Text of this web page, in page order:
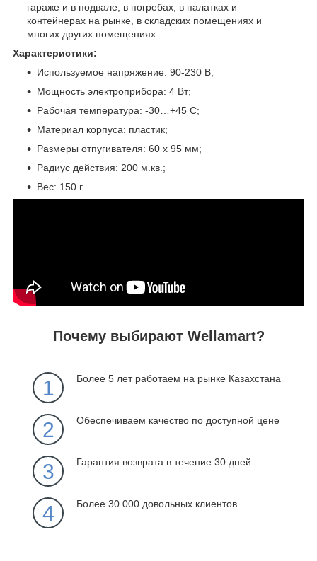
гараже и в подвале, в погребах, в палатках и
контейнерах на рынке, в складских помещениях и
многих других помещениях.
Характеристики:
Используемое напряжение: 90-230 В;
Мощность электроприбора: 4 Вт;
Рабочая температура: -30…+45 С;
Материал корпуса: пластик;
Размеры отпугивателя: 60 х 95 мм;
Радиус действия: 200 м.кв.;
Вес: 150 г.
Почему выбирают Wellamart?
1 Более 5 лет работаем на рынке Казахстана
2 Обеспечиваем качество по доступной цене
3 Гарантия возврата в течение 30 дней
4 Более 30 000 довольных клиентов